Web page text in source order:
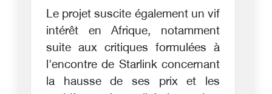
Le projet suscite également un vif
intérêt en Afrique, notamment
suite aux critiques formulées à
l'encontre de Starlink concernant
la hausse de ses prix et les